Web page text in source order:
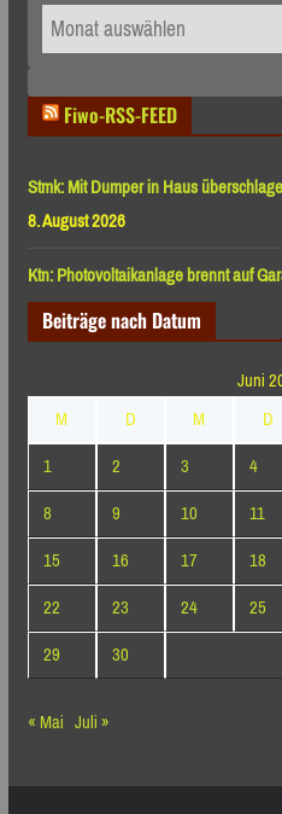
Archiv
nach
Fiwo-RSS-FEED
Stmk: Mit Dumper in Haus
8. August 2026
Ktn: Photovoltaikanlage brennt auf
Beiträge nach Datum
Juni
M
D M D
1
2 3 4
8
9 10 11
15
16 17 18
22
23 24 25
29
30
« Mai Juli »